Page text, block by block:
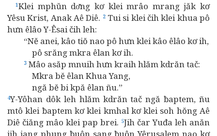
1Klei mphŭn dơ̆ng kơ klei mrâo mrang jăk kơ
Yêsu Krist, Anak Aê Diê. 2Tui si klei čih klei khua pô
hưn êlâo Y-Êsai čih leh:
“Nĕ anei, kâo tiŏ nao pô hưn klei kâo êlâo kơ ih,
pô srăng mkra êlan kơ ih.
3 Mâo asăp mnuih hưn kraih hlăm kdrăn tač:
Mkra bĕ êlan Khua Yang,
ngă bĕ bi kpă êlan ñu.”
4Y-Yôhan dôk leh hlăm kdrăn tač ngă ƀaptem, ñu
mtô klei ƀaptem kơ klei kmhal kơ klei soh hŏng Aê
Diê čiăng mâo klei pap brei. 5Jih čar Yuđa leh anăn